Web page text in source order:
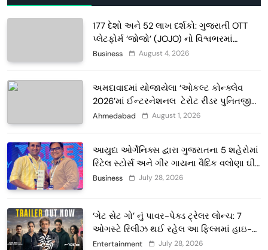
177 દેશો અને 52 લાખ દર્શકો: ગુજરાતી OTT
પ્લેટફોર્મ ‘જોજો’ (JOJO) નો વિશ્વભરમાં
દબદબો
Business August 4, 2026
અમદાવાદમાં યોજાયેલા ‘ઓકલ્ટ કોન્ક્લેવ
2026’માં ઈન્ટરનેશનલ ટેરોટ રીડર પુનિતજી
લુલ્લા એ ટેરોટ કાર્ડ રીડિંગ અંગે માહિતી આપી
Ahmedabad August 1, 2026
આયુદા ઓર્ગેનિક્સ દ્વારા ગુજરાતના 5 શહેરોમાં
રિટેલ સ્ટોર્સ અને ગીર ગાયના વૈદિક વલોણા ઘી-
દૂધની શુદ્ધ સેવાઓ સાથે વ્યાપક વિસ્તરણ
Business July 28, 2026
‘ગેટ સેટ ગો’ નું પાવર-પેક્ડ ટ્રેલર લોન્ચ: 7
ઓગસ્ટે રિલીઝ થઈ રહેલ આ ફિલ્મમાં હાઇ-
ટેક VFX જોવા મળશે
Entertainment July 28, 2026